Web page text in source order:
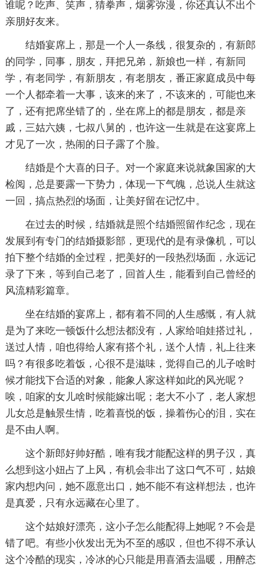
谁呢？吃声、笑声，猜拳声，烟雾弥漫，你还真认不出个
亲朋好友来。
结婚宴席上，那是一个人一条线，很复杂的，有新郎
的同学，同事，朋友，拜把兄弟，新娘也一样，有新同
学，有老同学，有新朋友，有老朋友，番正家庭成员中每
一个人都牵着一大事，该来的来了，不该来的，可能也来
了，还有把席坐错了的，坐在席上的都是朋友，都是亲
戚，三姑六姨，七叔八舅的，也许这一生就是在这宴席上
才见了一次，热闹的日子露了个脸。
结婚是个大喜的日子。对一个家庭来说就象国家的大
检阅，总是要露一下势力，体现一下气魄，总说人生就这
一回，搞点热烈的场面，让美好留在记忆中。
在过去的时候，结婚就是照个结婚照留作纪念，现在
发展到有专门的结婚摄影部，更现代的是有录像机，可以
拍下整个结婚的全过程，把美好的一段热烈场面，永远记
录了下来，等到自己老了，回首人生，能看到自己曾经的
风流精彩篇章。
坐在结婚的宴席上，都有着不同的人生感慨，有人就
是为了来吃一顿饭什么想法都没有，人家给咱娃搭过礼，
送过人情，咱也得给人家有搭个礼，送个人情，礼上往来
吗？有很多吃着饭，心很不是滋味，觉得自己的儿子啥时
候才能找下合适的对象，能象人家这样如此的风光呢？
唉，咱家的女儿啥时候能嫁出呢；老大不小了，老人家想
儿女总是触景生情，吃着喜悦的饭，操着伤心的泪，实在
是不由人啊。
这个新郎好帅好酷，唯有我才能配这样的男子汉，真
么想到这小妞占了上风，有机会非出了这口气不可，姑娘
家内想内问，她不愿意出口，她不能不有这样想法，也许
是真爱，只有永远藏在心里了。
这个姑娘好漂亮，这小子怎么能配得上她呢？不会是
错了吧。有些小伙发出无为不至的感叹，但也不得不承认
这个冷酷的现实，冷冰的心只能是用喜酒去温暖，用醉态